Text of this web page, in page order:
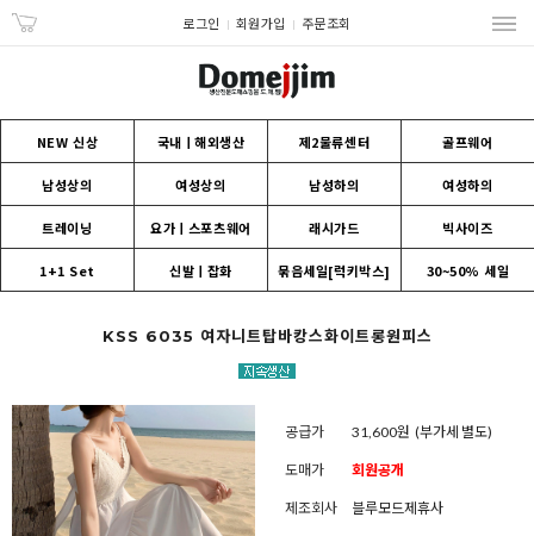
로그인 회원가입 주문조회
NEW 신상 국내ㅣ해외생산 제2물류센터 골프웨어
남성상의 여성상의 남성하의 여성하의
트레이닝 요가ㅣ스포츠웨어 래시가드 빅사이즈
1+1 Set 신발ㅣ잡화 묶음세일[럭키박스] 30~50% 세일
KSS 6035 여자니트탑바캉스화이트롱원피스
공급가 31,600원 (부가세 별도)
도매가 회원공개
제조회사 블루모드제휴사